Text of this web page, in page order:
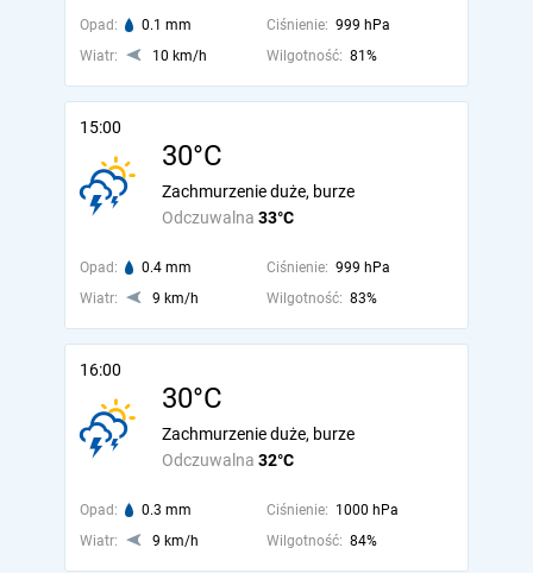
Opad: 0.1 mm Ciśnienie: 999 hPa
Wiatr:
10 km/h Wilgotność: 81%
15:00
30°C
Odczuwalna 33°C
Zachmurzenie duże, burze
Opad: 0.4 mm Ciśnienie: 999 hPa
Wiatr:
9 km/h Wilgotność: 83%
16:00
30°C
Odczuwalna 32°C
Zachmurzenie duże, burze
Opad: 0.3 mm Ciśnienie: 1000 hPa
Wiatr:
9 km/h Wilgotność: 84%